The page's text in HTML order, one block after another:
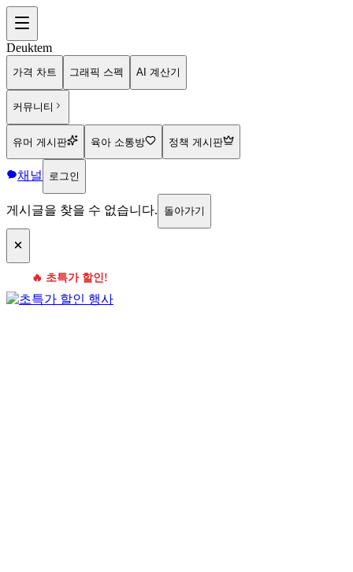
Deuktem
가격 차트 그래픽 스펙 AI 계산기
커뮤니티
유머 게시판 육아 소통방 정책 게시판
채널 로그인
게시글을 찾을 수 없습니다. 돌아가기
🔥 초특가 할인!